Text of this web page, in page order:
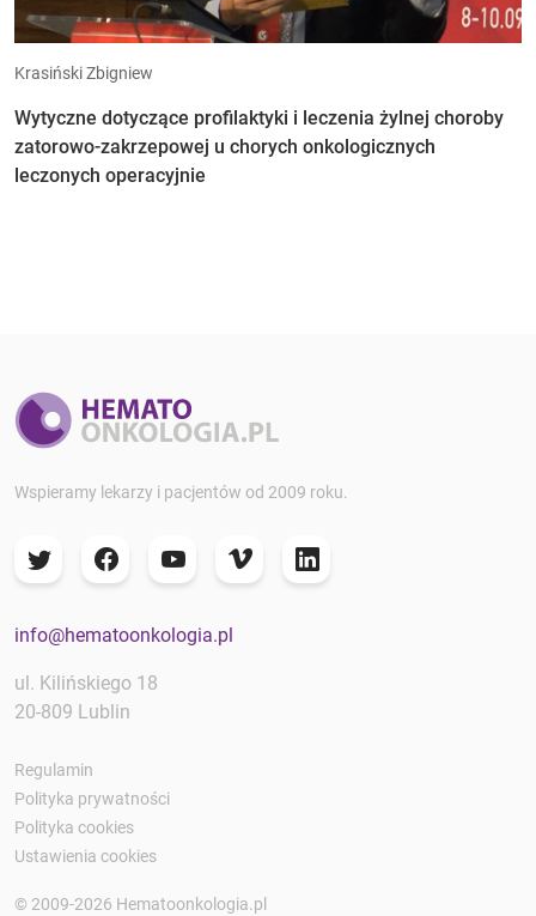
Krasiński Zbigniew
Wytyczne dotyczące profilaktyki i leczenia żylnej choroby
zatorowo-zakrzepowej u chorych onkologicznych
leczonych operacyjnie
Wspieramy lekarzy i pacjentów od 2009 roku.
info@hematoonkologia.pl
ul. Kilińskiego 18
20-809 Lublin
Regulamin
Polityka prywatności
Polityka cookies
Ustawienia cookies
© 2009-2026 Hematoonkologia.pl